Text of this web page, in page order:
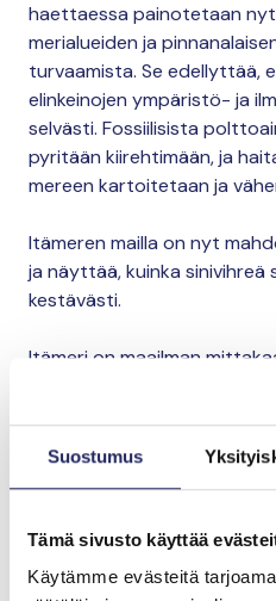
Suostumus
Tämä sivusto käyttää
Käytämme evästeitä
haettaessa painotetaan nyt
merialueiden ja
turvaamista. Se edellyttää,
elinkeinojen ympäristö- ja
selvästi. Fossiilisista
pyritään kiirehtimään, ja
mereen kartoitetaan ja
Itämeren mailla on nyt
ja näyttää, kuinka sinivihreä
kestävästi.
Itämeri on maailman
eräänlainen
ilmiöistä muut voivat ottaa
onnistuminen tarjoaa meille
Itämeren elpyminen
päätyvän ravinnekuorman